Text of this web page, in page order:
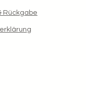
Rückgabe